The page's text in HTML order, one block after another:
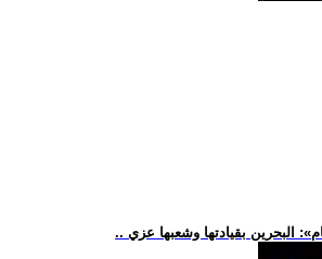
البحرين بقيادتها وشعبها عزي